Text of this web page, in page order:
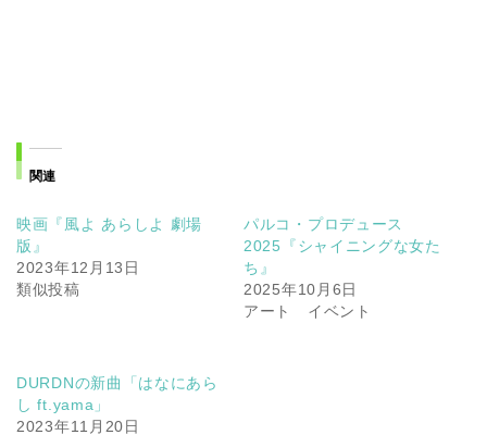
関連
映画『風よ あらしよ 劇場
版』
2023年12月13日
類似投稿
パルコ・プロデュース
2025『シャイニングな女た
ち』
2025年10月6日
アート イベント
DURDNの新曲「はなにあら
し ft.yama」
2023年11月20日